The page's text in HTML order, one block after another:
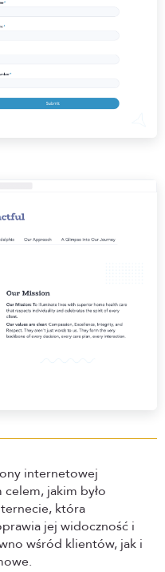
internetowej
jakim było
która
jej widoczność i
wśród klientów, jak i